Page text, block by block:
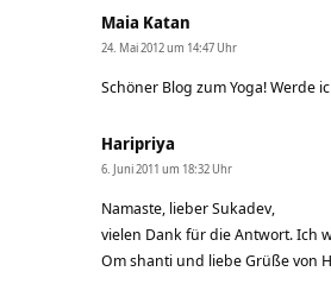
Maia Katan
24. Mai 2012 um 14:47 Uhr
Schöner Blog zum Yoga! Werde
Haripriya
6. Juni 2011 um 18:32 Uhr
Namaste, lieber Sukadev,
vielen Dank für die Antwort. Ich
Om shanti und liebe Grüße von